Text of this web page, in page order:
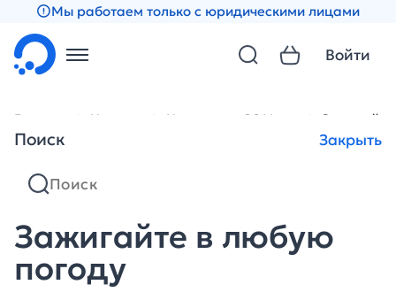
Мы работаем только с юридическими лицами
Поиск Закрыть
Войти
Главная Новости Новости за 2014 год
Зажигайте в любую
погоду